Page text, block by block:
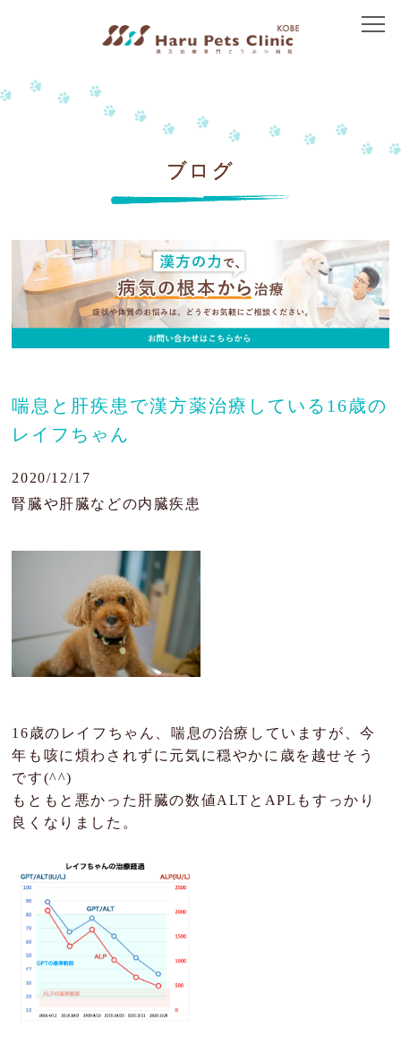
当院について
免疫介在性疾患
皮膚の病気
腎臓の病気
肝臓の病気
目の病気
よくあるご質問
ブログ
治療例
患者様の声
JP EN
ブログ
喘息と肝疾患で漢方薬治療している16歳の
レイフちゃん
2020/12/17
腎臓や肝臓などの内臓疾患
16歳のレイフちゃん、喘息の治療していますが、今
年も咳に煩わされずに元気に穏やかに歳を越せそう
です(^^)
もともと悪かった肝臓の数値ALTとAPLもすっかり
良くなりました。